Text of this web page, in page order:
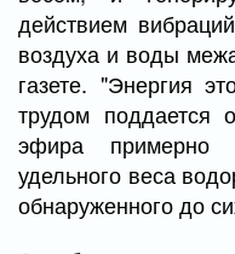
действием
воздуха и воды
газете. "Энергия
трудом поддается
эфира
удельного веса
обнаруженного до